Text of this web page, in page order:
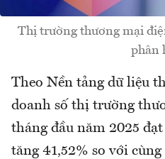
Thị trường thương mại
phân
Theo Nền tảng dữ liệu
doanh số thị trường
tháng đầu năm 2025
tăng 41,52% so với